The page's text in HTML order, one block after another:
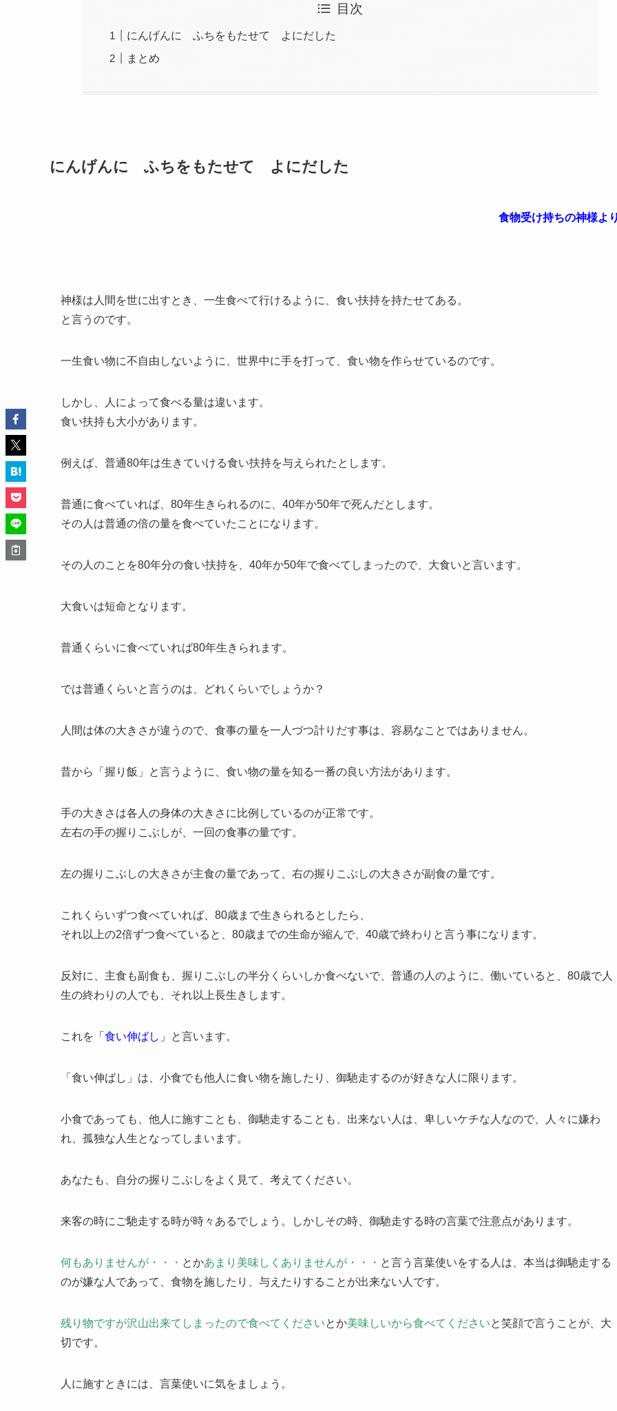
目次
にんげんに ふちをもたせて よにだした
まとめ
にんげんに ふちをもたせて よにだした
食物受け持ちの神様よ
神様は人間を世に出すとき、一生食べて行けるように、食い扶持を持たせてある。
と言うのです。
一生食い物に不自由しないように、世界中に手を打って、食い物を作らせているのです。
しかし、人によって食べる量は違います。
食い扶持も大小があります。
例えば、普通80年は生きていける食い扶持を与えられたとします。
普通に食べていれば、80年生きられるのに、40年か50年で死んだとします。
その人は普通の倍の量を食べていたことになります。
その人のことを80年分の食い扶持を、40年か50年で食べてしまったので、大食いと言います。
大食いは短命となります。
普通くらいに食べていれば80年生きられます。
では普通くらいと言うのは、どれくらいでしょうか？
人間は体の大きさが違うので、食事の量を一人づつ計りだす事は、容易なことではありません。
昔から「握り飯」と言うように、食い物の量を知る一番の良い方法があります。
手の大きさは各人の身体の大きさに比例しているのが正常です。
左右の手の握りこぶしが、一回の食事の量です。
左の握りこぶしの大きさが主食の量であって、右の握りこぶしの大きさが副食の量です。
これくらいずつ食べていれば、80歳まで生きられるとしたら、
それ以上の2倍ずつ食べていると、80歳までの生命が縮んで、40歳で終わりと言う事になります。
反対に、主食も副食も、握りこぶしの半分くらいしか食べないで、普通の人のように、働いていると、80歳で人
生の終わりの人でも、それ以上長生きします。
これを 「食い伸ばし」 と言います。
「食い伸ばし」は、小食でも他人に食い物を施したり、御馳走するのが好きな人に限ります。
小食であっても、他人に施すことも、御馳走することも、出来ない人は、卑しいケチな人なので、人々に嫌わ
れ、孤独な人生となってしまいます。
あなたも、自分の握りこぶしをよく見て、考えてください。
来客の時にご馳走する時が時々あるでしょう。しかしその時、御馳走する時の言葉で注意点があります。
何もありませんが・・・ とかあまり美味しくありませんが・・・ と言う言葉使いをする人は、本当は御馳走する
のが嫌な人であって、食物を施したり、与えたりすることが出来ない人です。
残り物ですが沢山出来てしまったので食べてくださいとか美味しいから食べてくださいと笑顔で言うことが、大
切です。
人に施すときには、言葉使いに気をましょう。